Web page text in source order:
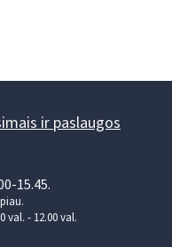
ir paslaugos
15.45.
val. - 12.00 val.